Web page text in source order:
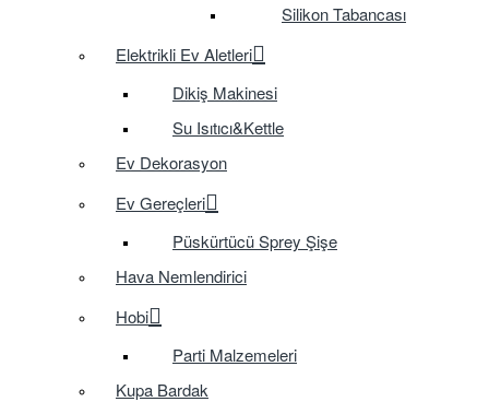
Silikon Tabancası
Elektrikli Ev Aletleri
Dikiş Makinesi
Su Isıtıcı&Kettle
Ev Dekorasyon
Ev Gereçleri
Püskürtücü Sprey Şişe
Hava Nemlendirici
Hobi
Parti Malzemeleri
Kupa Bardak